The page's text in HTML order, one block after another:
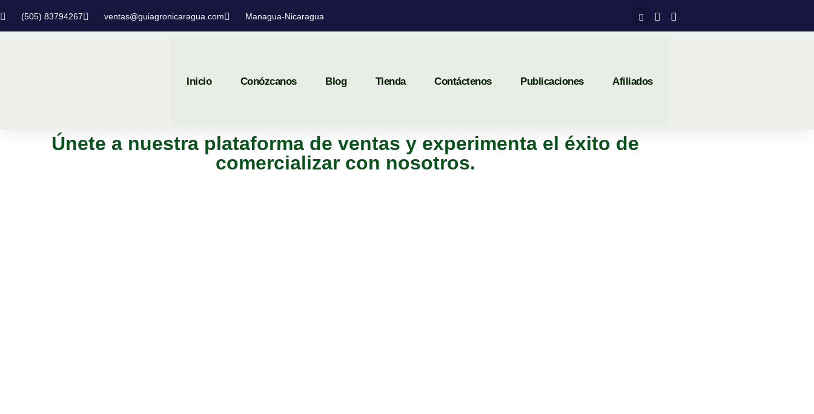
(505) 83794267 ventas@guiagronicaragua.com Managua-Nicaragua
Inicio Conózcanos Blog Tienda Contáctenos Publicaciones Afiliados
Únete a nuestra plataforma de ventas y experimenta el éxito de
comercializar con nosotros.